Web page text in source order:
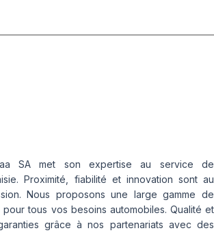
SA met son expertise au service de
Proximité, fiabilité et innovation sont au
Nous proposons une large gamme de
tous vos besoins automobiles. Qualité et
grâce à nos partenariats avec des